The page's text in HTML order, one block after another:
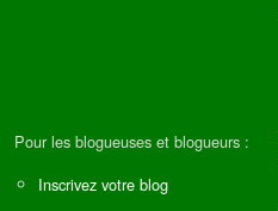
Pour les blogueuses et blogueurs :
Inscrivez votre blog